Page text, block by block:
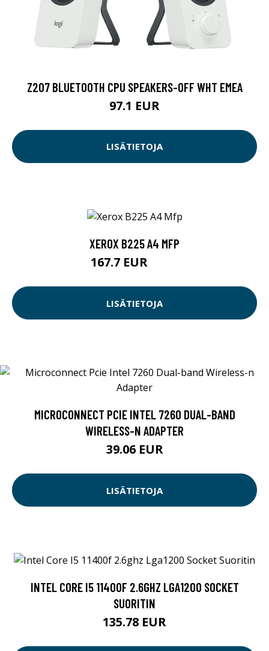
Z207 BLUETOOTH CPU SPEAKERS-OFF WHT EMEA
97.1 EUR
LISÄTIETOJA
XEROX B225 A4 MFP
167.7 EUR
LISÄTIETOJA
MICROCONNECT PCIE INTEL 7260 DUAL-BAND
WIRELESS-N ADAPTER
39.06 EUR
LISÄTIETOJA
INTEL CORE I5 11400F 2.6GHZ LGA1200 SOCKET
SUORITIN
135.78 EUR